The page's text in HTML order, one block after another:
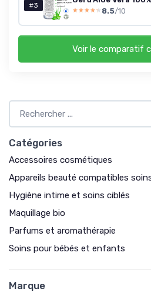
#3
★★★★★
★★★★★ 8.5/10
Voir le comparatif
Catégories
Accessoires cosmétiques
Appareils beauté compatibles
Hygiène intime et soins ciblés
Maquillage bio
Parfums et aromathérapie
Soins pour bébés et enfants
Marque